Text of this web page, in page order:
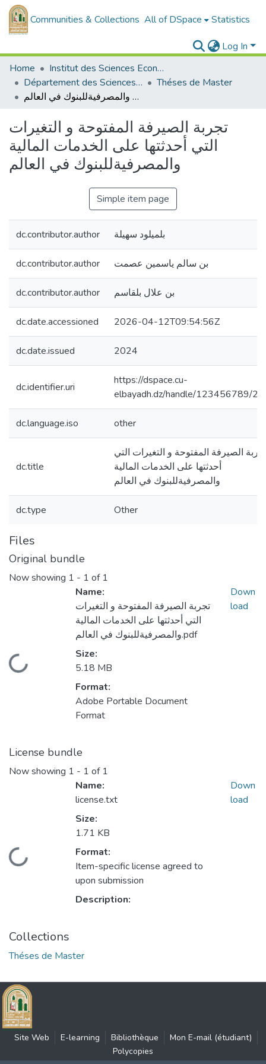
Communities & Collections All of DSpace Statistics
Log In
Home
Institut des Sciences Economiques, Commerciales et des Sciences de Gestion
Département des Sciences Economiques
Théses de Master
تجربة الصيرفة المفتوحة و التغيرات التي أحدثتها على الخدمات المالية والمصرفيةللبنوك في العالم
تجربة الصيرفة المفتوحة و التغيرات
التي أحدثتها على الخدمات المالية
والمصرفيةللبنوك في العالم
Simple item page
dc.contributor.author بلميلود سهيلة
dc.contributor.author بن سالم ياسمين عصمت
dc.contributor.author بن علال بلقاسم
dc.date.accessioned 2026-04-12T09:54:56Z
dc.date.issued 2024
dc.identifier.uri
https://dspace.cu-
elbayadh.dz/handle/123456789/
dc.language.iso other
dc.title
الصيرفة المفتوحة و التغيرات التي
أحدثتها على الخدمات المالية
والمصرفيةللبنوك في العالم
dc.type Other
Files
Original bundle
Now showing 1 - 1 of 1
Loading...
Name:
تجربة الصيرفة المفتوحة و التغيرات
التي أحدثتها على الخدمات المالية
والمصرفيةللبنوك في العالم.pdf
Size:
5.18 MB
Format:
Adobe Portable Document
Format
Down
load
License bundle
Now showing 1 - 1 of 1
Loading...
Name:
license.txt
Size:
1.71 KB
Format:
Item-specific license agreed to
upon submission
Description:
Down
load
Collections
Théses de Master
Site Web E-learning Bibliothèque
Mon E-mail (étudiant)
Polycopies